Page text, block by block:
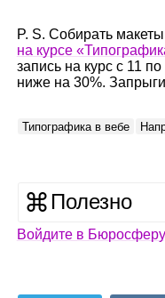
P. S. Собирать
на курсе
запись на курс с 11
ниже на 30%.
Типографика в вебе
Полезно
Войдите в Бюросферу